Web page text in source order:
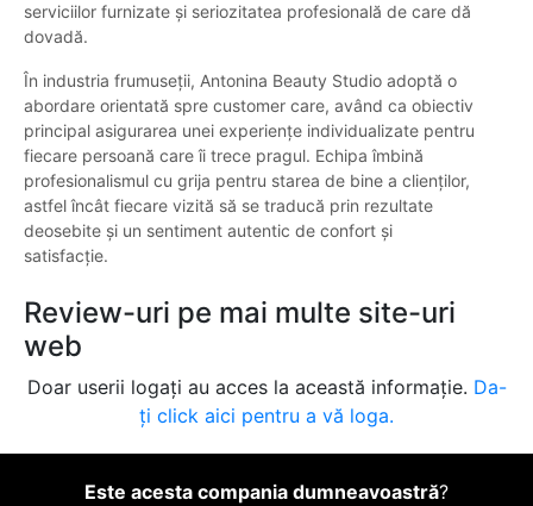
serviciilor furnizate și seriozitatea profesională de care dă
dovadă.
În industria frumuseții, Antonina Beauty Studio adoptă o
abordare orientată spre customer care, având ca obiectiv
principal asigurarea unei experiențe individualizate pentru
fiecare persoană care îi trece pragul. Echipa îmbină
profesionalismul cu grija pentru starea de bine a clienților,
astfel încât fiecare vizită să se traducă prin rezultate
deosebite și un sentiment autentic de confort și
satisfacție.
Review-uri pe mai multe site-uri
web
Doar userii logați au acces la această informație. Da-
ți click aici pentru a vă loga.
Este acesta compania dumneavoastră?